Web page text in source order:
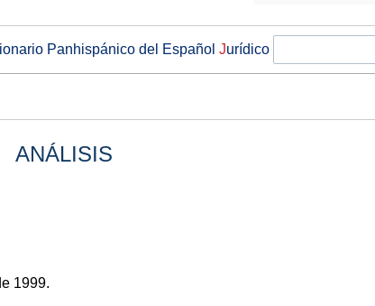
Panhispánico del Español Jurídico
ANÁLISIS
1999.